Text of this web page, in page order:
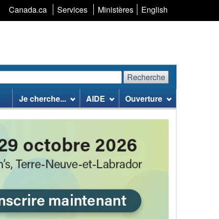
Canada.ca Services Ministères Sélection
langue
English
Recherche
Je cherche... AIDE Ouverture